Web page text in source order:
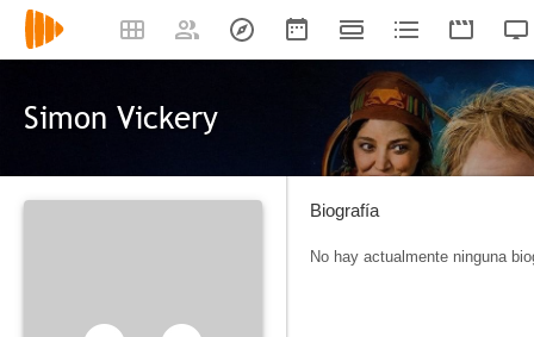
Simon Vickery
Biografía
No hay actualmente ninguna